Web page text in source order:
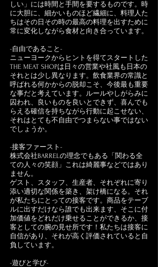
しい」には時間と手間を要するものです。時
に大胆に、細かいものほど繊細に、料理人た
ちはその日その時の最高の料理を出すために
常に変化しながら食材と向き合っています。
-自由であること-
ニューヨークからヒントを得てスタートした
THE MEAT SHOPは日々の営業や社風も日本の
それとは少し異なります。飲食業界の常識と
呼ばれる何かからの脱却こそ、今後最も重要
な事だと考えています。ルールやしがらみに
囚われ、良いものを良いとできず、喜んでも
らえる確信を持ちながら行動に起こせない、
それはとても不自由でつまらない事ではない
でしょうか。
-接客ファースト-
株式会社BARRELの理念でもある「関わる全
ての人々の笑顔」これは綺麗事などではあり
ません。
ゲスト、スタッフ、生産者、それぞれに寄り
添い適切な関係を築き、架け橋になる。それ
が私たちにとっての接客です。商品をテーブ
ルに出すだけなら誰でも出来ます、そこに付
加価値をどれだけ乗せることができるか、接
客としての腕の見せ所です！私たちは接客に
自信があり、それが高く評価されていると自
負しています。
-遊びと学び-